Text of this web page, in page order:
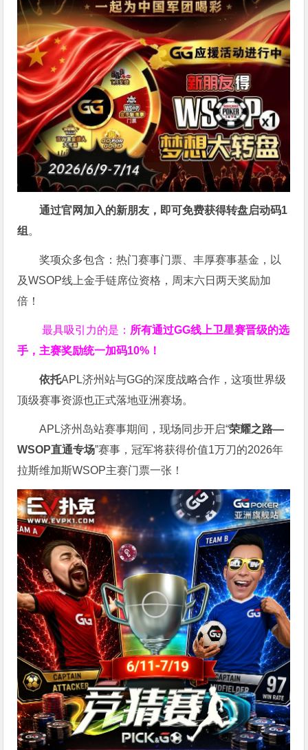
通过官网加入的新朋友，即可免费获得转盘启动码1
组 。
奖项众多包含：热门赛事门票、丰厚赛事基金，以
及WSOP线上金手链席位资格， 周末六日两天奖励加
倍！
最具吸引力的是： 所有通过GG线上卫星赛晋级的选
手，主赛奖励统一加码10% ！
依托APL济州站与GG的深度战略合作，这项世界级
顶级赛事资源也正式落地亚洲赛场。
APL济州岛站赛事期间，现场同步开启“荣耀之路—
WSOP直通专场”赛事，冠军将获得价值1万刀的2026年
拉斯维加斯WSOP主赛门票一张！